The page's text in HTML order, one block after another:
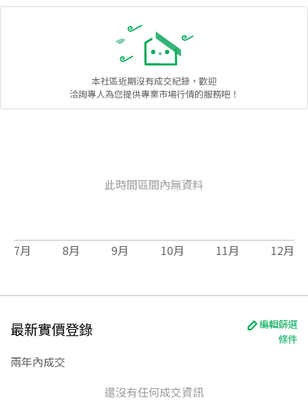
本社區近期沒有成交紀錄，歡迎
洽詢專人為您提供專業市場行情的服務吧！
此時間區間內無資料
7月 8月 9月 10月 11月 12月
最新實價登錄
編輯篩選
條件
兩年內成交
還沒有任何成交資訊